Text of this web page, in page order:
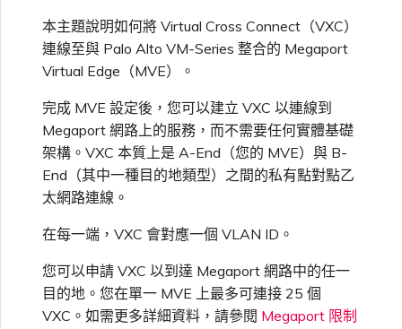
邀請使用者加入帳戶
提供技術支援聯絡方式
設定財務資訊
重設密碼
瞭解服務頁面
連線至 Latitude.sh
瞭解位置資訊
服務佈建方式
Megaport API 管理連線
Megaport 全球網狀 WAN
Megaport 上雲即服務
高速跨雲加密
鏈路聚合群組（LAG）
終止 Port
使用服務金鑰建立連線
設定 Q-in-Q
變更合約 VXC 的速率
終止 VXC
MVE
終止 Megaport Internet 連
Azure ExpressRoute
Cisco Webex
Cloudflare
IBM Cloud Direct Link
Azure MCR 連線
DigitalOcean MCR 連線
Google MCR 連線
連線
Oracle MCR 連線
Fortinet FortiGate
Palo Alto Networks
Versa SD-WAN
VMware SD-WAN
建立 MCR VXC
設定 MCR
使用封包過濾
MCR 路由管理
建立 VXC
連線 MVE
終止 MVE
連線 MVE
終止 MVE
連線 MVE
終止 MVE
連線 MVE
終止 MVE
連線 MVE
終止 MVE
使用 Cisco Secure Firewall
連線 MVE
將 MPLS 與 SDCI 整合
終止 MVE
連線 MVE
終止 MVE
基於 FGSP 設定 Fortinet 防
火牆高可用性
連線 MVE
終止 MVE
連線 MVE
終止 MVE
連線 MVE
終止 MVE
連線 MVE
終止 MVE
連線 MVE
終止 MVE
終止 IX
IX 工具與功能
Marketplace 常見問題
檢視工作階段事件日誌
管理最短合約期續約
管理 Megaport
Marketplace 個人檔案
新增和修改使用者
管理安全設定
IX 定價與合約條款
MCR 定價與合約條款
MVE 定價與合約條款
信用卡付款
瞭解 Megaport 帳單
客戶現場服務
Port 計費
建立服務金鑰
建立 VXC
變更 VXC 設定
建立至 Azure 的 VXC
Provider 建立和管理服務
使用 Megaport 資源進行
Terraform 狀態管理
匯入現有生產服務
Server（公開測試版）
Megaport Terraform
Provider 常見問題
VXC 連線
MVE
Megaport Internet
建立 Juniper 私有連線
升級支援案件
傳送意見回饋
網路維護
本主題說明如何將 Virtual Cross Connect（VXC）
連線至與 Palo Alto VM-Series 整合的 Megaport
Virtual Edge（MVE）。
完成 MVE 設定後，您可以建立 VXC 以連線到
Megaport 網路上的服務，而不需要任何實體基礎
架構。VXC 本質上是 A-End（您的 MVE）與 B-
End（其中一種目的地類型）之間的私有點對點乙
太網路連線。
在每一端，VXC 會對應一個 VLAN ID。
您可以申請 VXC 以到達 Megaport 網路中的任一
目的地。您在單一 MVE 上最多可連接 25 個
VXC。如需更多詳細資料，請參閱 Megaport 限制